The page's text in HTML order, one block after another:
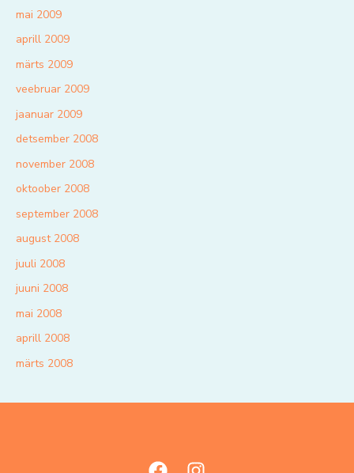
mai 2009
aprill 2009
märts 2009
veebruar 2009
jaanuar 2009
detsember 2008
november 2008
oktoober 2008
september 2008
august 2008
juuli 2008
juuni 2008
mai 2008
aprill 2008
märts 2008